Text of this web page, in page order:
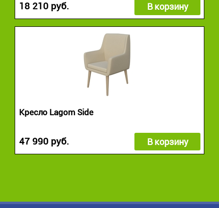
18 210 руб. В корзину
Кресло Lagom Side
47 990 руб. В корзину